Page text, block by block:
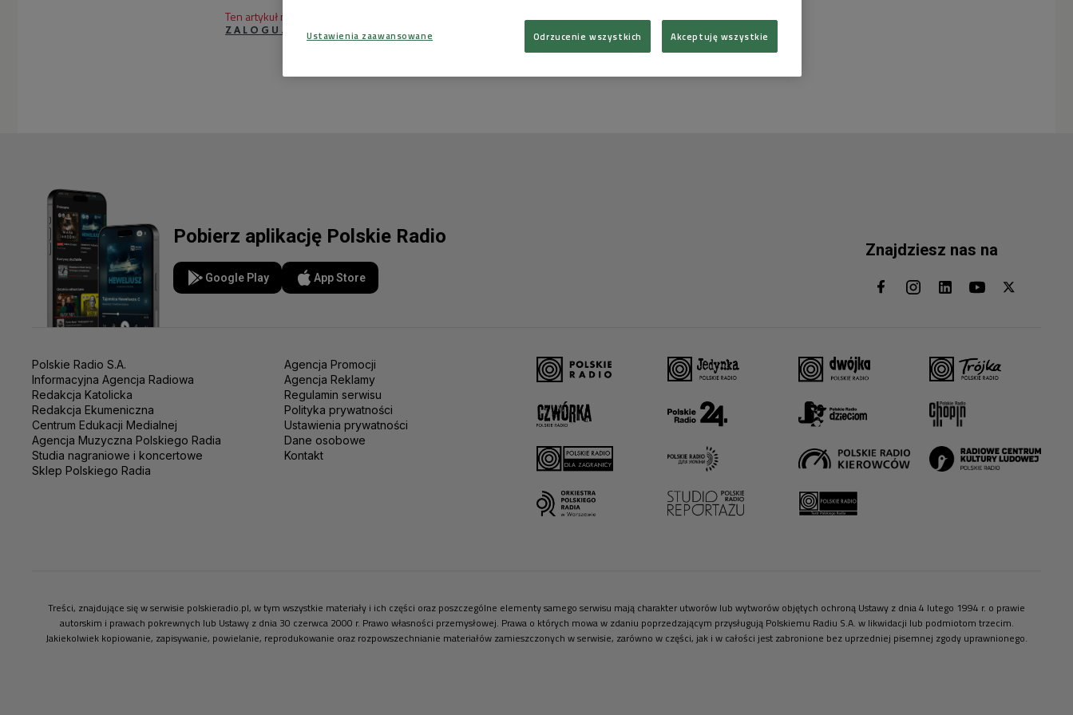
Ten artykuł nie ma jeszcze komentarzy, możesz być pierwszy!
ZALOGUJ SIĘ ABY DODAĆ KOMENTARZ
Pobierz aplikację Polskie Radio
Google Play App Store
Znajdziesz nas na
Polskie Radio S.A.
Informacyjna Agencja Radiowa
Redakcja Katolicka
Redakcja Ekumeniczna
Centrum Edukacji Medialnej
Agencja Muzyczna Polskiego Radia
Studia nagraniowe i koncertowe
Sklep Polskiego Radia
Agencja Promocji
Agencja Reklamy
Regulamin serwisu
Polityka prywatności
Ustawienia prywatności
Dane osobowe
Kontakt
Treści, znajdujące się w serwisie polskieradio.pl, w tym wszystkie materiały i ich części oraz poszczególne elementy samego serwisu mają charakter utworów lub wytworów objętych ochroną Ustawy z dnia 4 lutego 1994 r. o prawie
autorskim i prawach pokrewnych lub Ustawy z dnia 30 czerwca 2000 r. Prawo własności przemysłowej. Prawa o których mowa w zdaniu poprzedzającym przysługują Polskiemu Radiu S.A. w likwidacji lub podmiotom trzecim.
Jakiekolwiek kopiowanie, zapisywanie, powielanie, reprodukowanie oraz rozpowszechnianie materiałów zamieszczonych w serwisie, zarówno w części, jak i w całości jest zabronione bez uprzedniej pisemnej zgody uprawnionego.
Ustawienia zaawansowane Odrzucenie wszystkich Akceptuję wszystkie